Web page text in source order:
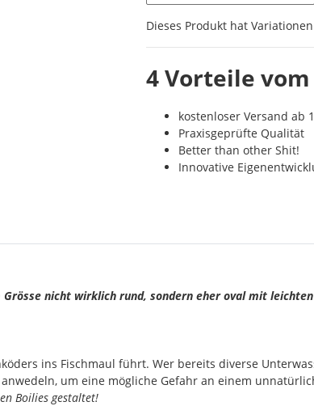
x
Dieses Produkt hat
4 Vorteile
kostenloser Versand ab
Praxisgeprüfte Qualität
Better than other Shit!
Innovative
nicht wirklich rund, sondern eher oval mit
ins Fischmaul führt. Wer bereits diverse
um eine mögliche Gefahr an einem
Boilies gestaltet!